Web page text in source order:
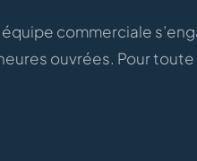
commerciale
ouvrées. Pour